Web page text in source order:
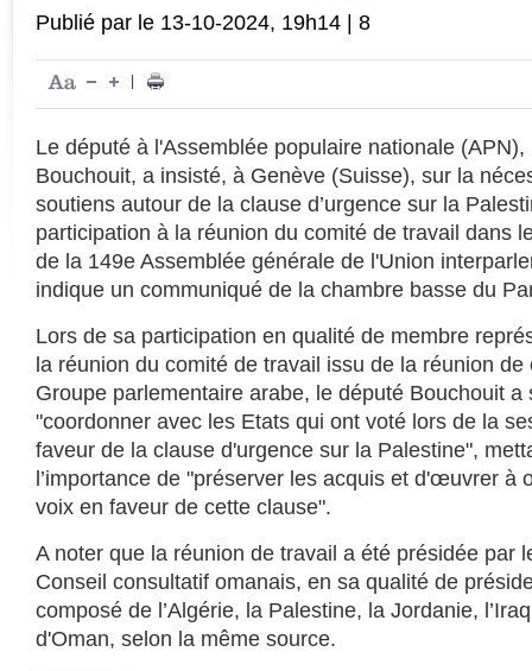
Publié par le 13-10-2024, 19h14 8
Le député à l'Assemblée populaire nationale
Bouchouit, a insisté, à Genève (Suisse), sur la
soutiens autour de la clause d’urgence sur la
participation à la réunion du comité de travail dans
de la 149e Assemblée générale de l'Union
indique un communiqué de la chambre basse du
Lors de sa participation en qualité de membre
la réunion du comité de travail issu de la réunion
Groupe parlementaire arabe, le député Bouchouit a
"coordonner avec les Etats qui ont voté lors de la
faveur de la clause d'urgence sur la Palestine",
l’importance de "préserver les acquis et d'œuvrer à
voix en faveur de cette clause".
A noter que la réunion de travail a été présidée par
Conseil consultatif omanais, en sa qualité de
composé de l’Algérie, la Palestine, la Jordanie,
d'Oman, selon la même source.